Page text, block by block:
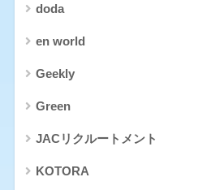
doda
en world
Geekly
Green
JACリクルートメント
KOTORA